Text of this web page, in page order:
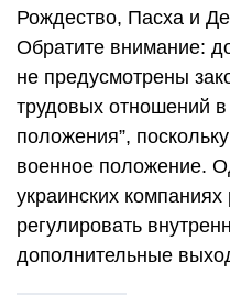
Рождество, Пасха и
Обратите внимание:
не предусмотрены
трудовых отношений
положения”,
военное положение.
украинских
регулировать
дополнительные